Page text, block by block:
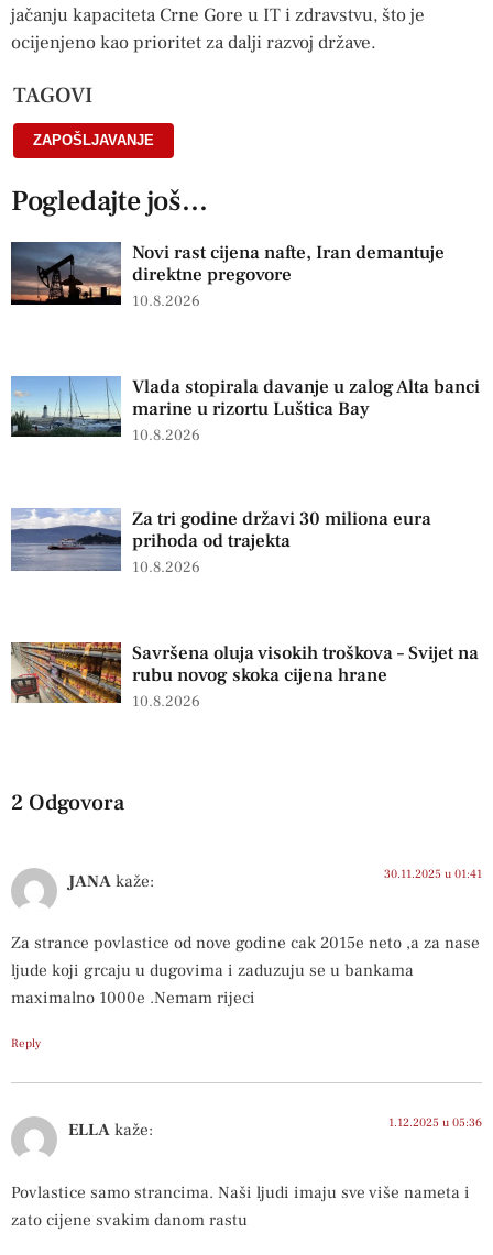
jačanju kapaciteta Crne Gore u IT i zdravstvu, što je
ocijenjeno kao prioritet za dalji razvoj države.
TAGOVI
ZAPOŠLJAVANJE
Pogledajte još...
Novi rast cijena nafte, Iran demantuje
direktne pregovore
10.8.2026
Vlada stopirala davanje u zalog Alta banci
marine u rizortu Luštica Bay
10.8.2026
Za tri godine državi 30 miliona eura
prihoda od trajekta
10.8.2026
Savršena oluja visokih troškova – Svijet na
rubu novog skoka cijena hrane
10.8.2026
2 Odgovora
JANA kaže: 30.11.2025 u 01:41
Za strance povlastice od nove godine cak 2015e neto ,a za nase
ljude koji grcaju u dugovima i zaduzuju se u bankama
maximalno 1000e .Nemam rijeci
Reply
ELLA kaže: 1.12.2025 u 05:36
Povlastice samo strancima. Naši ljudi imaju sve više nameta i
zato cijene svakim danom rastu